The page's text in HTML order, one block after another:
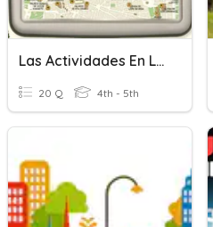
Las Actividades En La Comunidad. Lugares Y Compras
20 Q 4th - 5th